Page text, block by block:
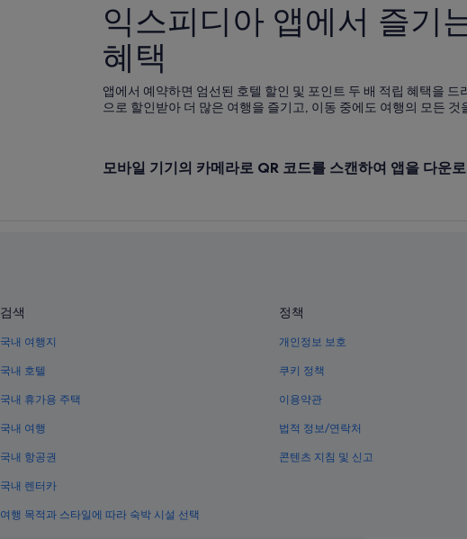
익스피디아 앱에서 즐기
혜택
앱에서 예약하면 엄선된 호텔 할인 및 포인트 두 배 적립 혜택을 드
으로 할인받아 더 많은 여행을 즐기고, 이동 중에도 여행의 모든 것
모바일 기기의 카메라로 QR 코드를 스캔하여 앱을 다운
검색
국내 여행지
국내 호텔
국내 휴가용 주택
국내 여행
국내 항공권
국내 렌터카
여행 목적과 스타일에 따라 숙박 시설 선택
정책
개인정보 보호
쿠키 정책
이용약관
법적 정보/연락처
콘텐츠 지침 및 신고